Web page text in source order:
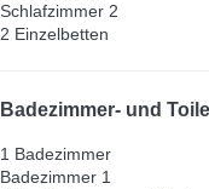
Schlafzimmer 2
2 Einzelbetten
Badezimmer- und
1 Badezimmer
Badezimmer 1